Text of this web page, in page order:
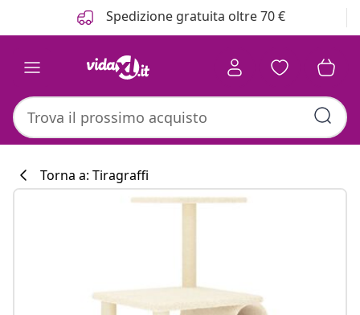
Spedizione gratuita oltre 70 €
Torna a: Tiragraffi